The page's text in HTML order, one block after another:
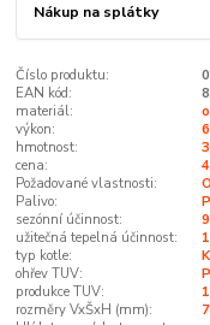
Nákup na splátky
Číslo produktu:
EAN kód:
materiál:
výkon:
hmotnost:
cena:
Požadované vlastnosti:
Palivo:
sezónní účinnost:
užitečná tepelná účinnost:
typ kotle:
ohřev TUV:
produkce TUV:
rozměry VxŠxH (mm):